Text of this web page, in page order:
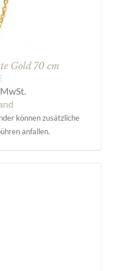
Gold 70 cm
können zusätzliche
anfallen.